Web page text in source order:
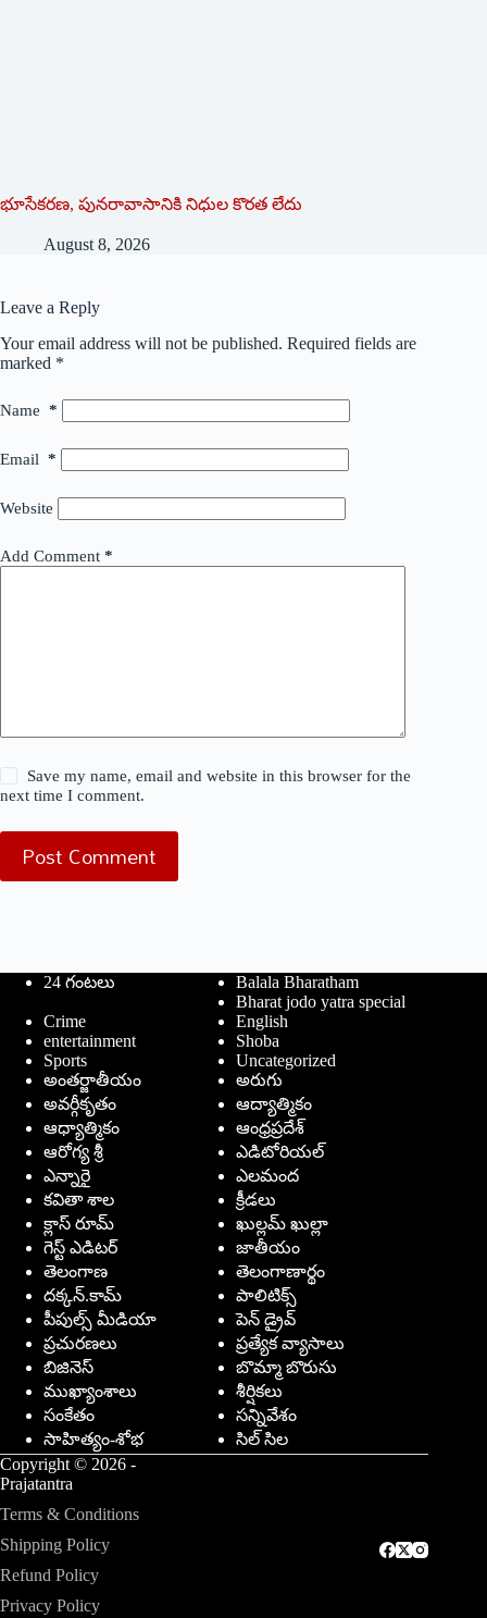
భూసేకరణ, పునరావాసానికి నిధుల కొరత లేదు
August 8, 2026
Leave a Reply
Your email address will not be published. Required fields are
marked *
Name *
Email *
Website
Add Comment *
Save my name, email and website in this browser for the
next time I comment.
Post Comment
24 గంటలు
Balala Bharatham
Bharat jodo yatra special
Crime
English
entertainment
Shoba
Sports
Uncategorized
అంతర్జాతీయం
అరుగు
అవర్గీకృతం
ఆద్యాత్మికం
ఆధ్యాత్మికం
ఆంధ్రప్రదేశ్
ఆరోగ్య శ్రీ
ఎడిటోరియల్
ఎన్నారై
ఎలమంద
కవితా శాల
క్రీడలు
క్లాస్ రూమ్
ఖుల్లమ్ ఖుల్లా
గెస్ట్ ఎడిటర్
జాతీయం
తెలంగాణ
తెలంగాణార్థం
దక్కన్.కామ్
పాలిటిక్స్
పీపుల్స్ ‌మీడియా
పెన్ డ్రైవ్
ప్రచురణలు
ప్రత్యేక వ్యాసాలు
బిజినెస్
బొమ్మా బొరుసు
ముఖ్యాంశాలు
శీర్షికలు
సంకేతం
సన్నివేశం
సాహిత్యం-శోభ
సిల్ సిల
Copyright © 2026 -
Prajatantra
Terms & Conditions
Shipping Policy
Refund Policy
Privacy Policy